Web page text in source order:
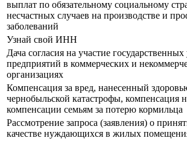
выплат по обязательному социальному
несчастных случаев на производстве и
заболеваний
Узнай свой ИНН
Дача согласия на участие
предприятий в коммерческих и
организациях
Компенсация за вред, нанесенный
чернобыльской катастрофы, компенсация
компенсации семьям за потерю кормильца
Рассмотрение запроса (заявления) о
качестве нуждающихся в жилых